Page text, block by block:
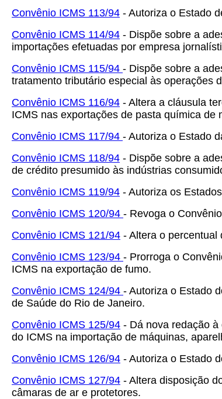
Convênio ICMS 113/94 - Autoriza o Estado
Convênio ICMS 114/94 - Dispõe sobre a
importações efetuadas por empresa
Convênio ICMS 115/94 - Dispõe sobre a
tratamento tributário especial às operações
Convênio ICMS 116/94 - Altera a cláusula
ICMS nas exportações de pasta química de
Convênio ICMS 117/94 - Autoriza o Estado
Convênio ICMS 118/94 - Dispõe sobre a
de crédito presumido às indústrias
Convênio ICMS 119/94 - Autoriza os
Convênio ICMS 120/94 - Revoga o
Convênio ICMS 121/94 - Altera o percentual
Convênio ICMS 123/94 - Prorroga o
ICMS na exportação de fumo.
Convênio ICMS 124/94 - Autoriza o Estado
de Saúde do Rio de Janeiro.
Convênio ICMS 125/94 - Dá nova redação
do ICMS na importação de máquinas,
Convênio ICMS 126/94 - Autoriza o Estado
Convênio ICMS 127/94 - Altera disposição
câmaras de ar e protetores.